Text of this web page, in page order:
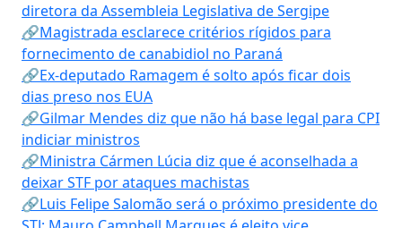
diretora da Assembleia Legislativa de Sergipe
🔗Magistrada esclarece critérios rígidos para
fornecimento de canabidiol no Paraná
🔗Ex-deputado Ramagem é solto após ficar dois
dias preso nos EUA
🔗Gilmar Mendes diz que não há base legal para CPI
indiciar ministros
🔗Ministra Cármen Lúcia diz que é aconselhada a
deixar STF por ataques machistas
🔗Luis Felipe Salomão será o próximo presidente do